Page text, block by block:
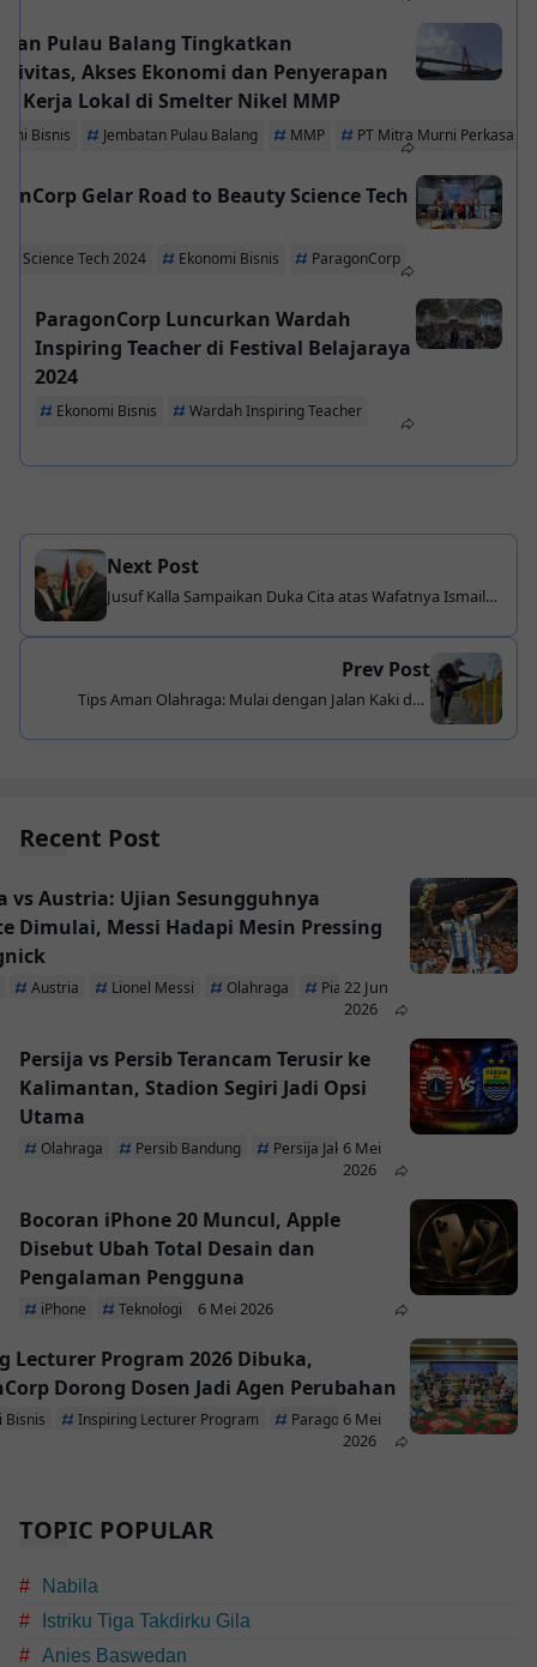
Pulau Balang Tingkatkan
Akses Ekonomi dan Penyerapan
Kerja Lokal di Smelter Nikel MMP
Bisnis Jembatan Pulau Balang MMP PT Mitra Murni Perkasa
Gelar Road to Beauty Science Tech
Science Tech 2024 Ekonomi Bisnis ParagonCorp
ParagonCorp Luncurkan Wardah
Inspiring Teacher di Festival Belajaraya
2024
Ekonomi Bisnis Wardah Inspiring Teacher
Next Post
Jusuf Kalla Sampaikan Duka Cita atas Wafatnya Ismail
Prev Post
Tips Aman Olahraga: Mulai dengan Jalan Kaki dan
Recent Post
vs Austria: Ujian Sesungguhnya
Dimulai, Messi Hadapi Mesin Pressing
Austria Lionel Messi Olahraga Piala Dunia 2026
22 Jun
2026
Persija vs Persib Terancam Terusir ke
Kalimantan, Stadion Segiri Jadi Opsi
Utama
Olahraga Persib Bandung Persija Jakarta
6 Mei
2026
Bocoran iPhone 20 Muncul, Apple
Disebut Ubah Total Desain dan
Pengalaman Pengguna
iPhone Teknologi 6 Mei 2026
Lecturer Program 2026 Dibuka,
Dorong Dosen Jadi Agen Perubahan
Bisnis Inspiring Lecturer Program ParagonCorp
6 Mei
2026
TOPIC POPULAR
Nabila
Istriku Tiga Takdirku Gila
Anies Baswedan